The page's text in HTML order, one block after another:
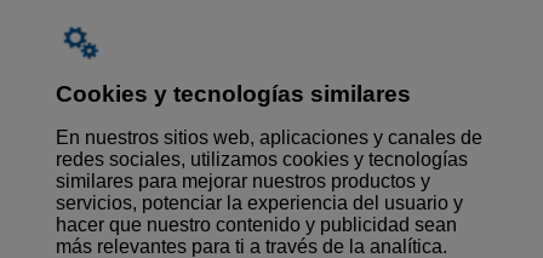
Cookies y tecnologías similares
En nuestros sitios web, aplicaciones y canales de
redes sociales, utilizamos cookies y tecnologías
similares para mejorar nuestros productos y
servicios, potenciar la experiencia del usuario y
hacer que nuestro contenido y publicidad sean
más relevantes para ti a través de la analítica.